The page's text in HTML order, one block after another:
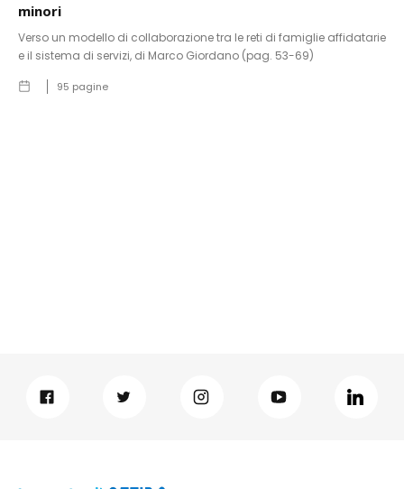
minori
Verso un modello di collaborazione tra le reti di famiglie affidatarie
e il sistema di servizi, di Marco Giordano (pag. 53-69)
95 pagine